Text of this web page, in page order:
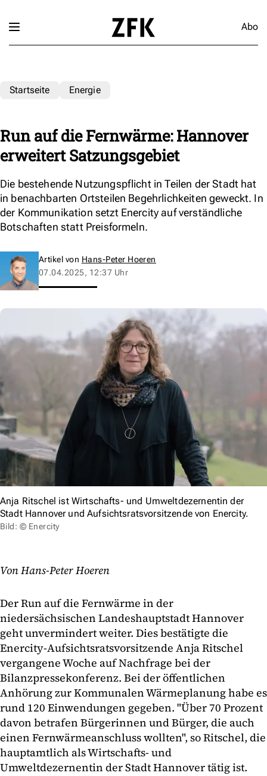
Abo
Startseite Energie
Run auf die Fernwärme: Hannover
erweitert Satzungsgebiet
Die bestehende Nutzungspflicht in Teilen der Stadt hat
in benachbarten Ortsteilen Begehrlichkeiten geweckt. In
der Kommunikation setzt Enercity auf verständliche
Botschaften statt Preisformeln.
Artikel von Hans-Peter Hoeren
07.04.2025, 12:37 Uhr
Anja Ritschel ist Wirtschafts- und Umweltdezernentin der
Stadt Hannover und Aufsichtsratsvorsitzende von Enercity.
Bild: © Enercity
Von Hans-Peter Hoeren
Der Run auf die Fernwärme in der
niedersächsischen Landeshauptstadt Hannover
geht unvermindert weiter. Dies bestätigte die
Enercity-Aufsichtsratsvorsitzende Anja Ritschel
vergangene Woche auf Nachfrage bei der
Bilanzpressekonferenz. Bei der öffentlichen
Anhörung zur Kommunalen Wärmeplanung habe es
rund 120 Einwendungen gegeben. "Über 70 Prozent
davon betrafen Bürgerinnen und Bürger, die auch
einen Fernwärmeanschluss wollten", so Ritschel, die
hauptamtlich als Wirtschafts- und
Umweltdezernentin der Stadt Hannover tätig ist.